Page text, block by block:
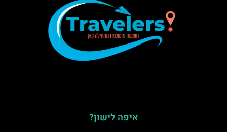
איפה לישון?